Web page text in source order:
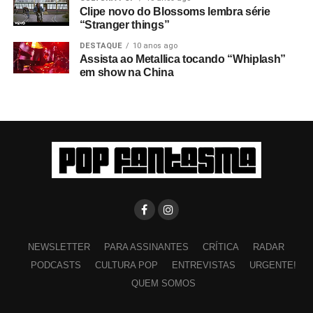
até bem recentemente, quando restaurei o filme com
Brian Nicholson(associado de longa data da Ikon,
‘confidente e cúmplice’; ‘guardião do que alguns chamam
de arquivo’).
dawn fades, porque eu estava ajustando os níveis
naquele momento. Também tem uma tentativa de
entrevista que deu errado porque eles não queriam falar!
Então eu gravei essa parte, já que o filme era muito caro
minutos de áudio da sala de ensaio. Eu também
está em uma fita cassete, acho que tem trinta minutos.
entendeu muito bem. Eles desceram para falar com um
Clipe novo do Blossoms lembra série
“Stranger things”
DESTAQUE 10 anos ago
Assista ao Metallica tocando “Whiplash”
em show na China
NEWSLETTER PARA ASSINANTES CRÍTICA
RADAR
PODCASTS
CULTURA POP ENTREVISTAS
URGENTE!
QUEM SOMOS